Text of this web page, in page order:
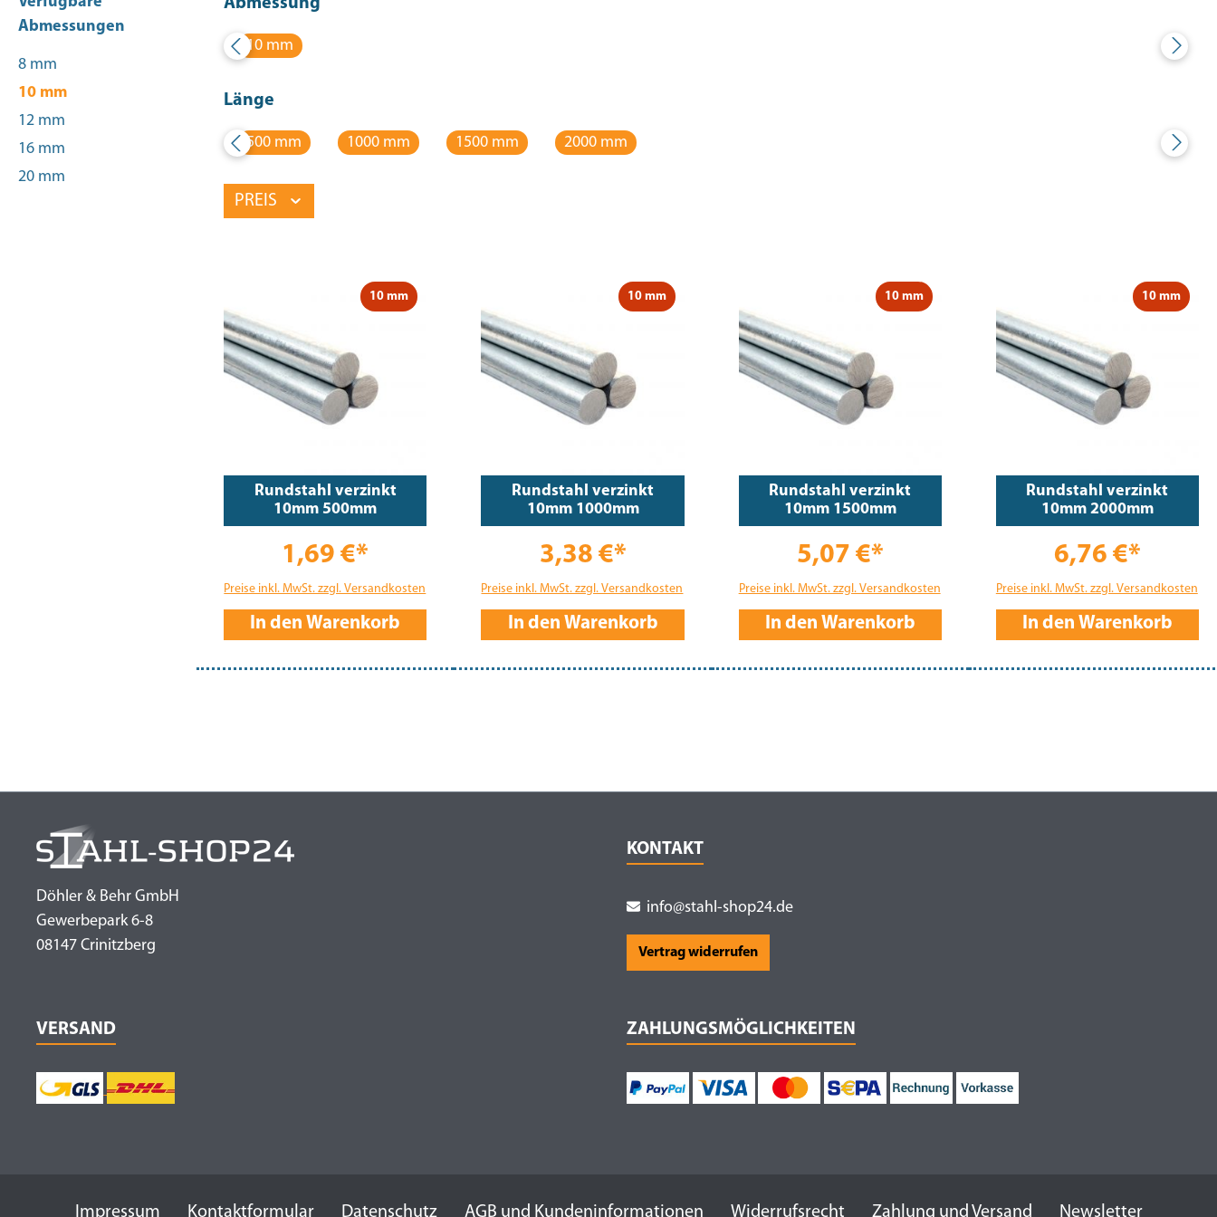
Abmessungen
8 mm
10 mm
12 mm
16 mm
20 mm
Abmessung
10 mm
Länge
500 mm 1000 mm 1500 mm 2000 mm
PREIS
10 mm
Rundstahl verzinkt
10mm 500mm
1,69 €*
Preise inkl. MwSt. zzgl. Versandkosten
In den Warenkorb
10 mm
Rundstahl verzinkt
10mm 1000mm
3,38 €*
Preise inkl. MwSt. zzgl. Versandkosten
In den Warenkorb
10 mm
Rundstahl verzinkt
10mm 1500mm
5,07 €*
Preise inkl. MwSt. zzgl. Versandkosten
In den Warenkorb
10 mm
Rundstahl verzinkt
10mm 2000mm
6,76 €*
Preise inkl. MwSt. zzgl. Versandkosten
In den Warenkorb
Döhler & Behr GmbH
Gewerbepark 6-8
08147 Crinitzberg
KONTAKT
info@stahl-shop24.de
Vertrag widerrufen
VERSAND ZAHLUNGSMÖGLICHKEITEN
Impressum Kontaktformular Datenschutz AGB und Kundeninformationen Widerrufsrecht Zahlung und Versand Newsletter